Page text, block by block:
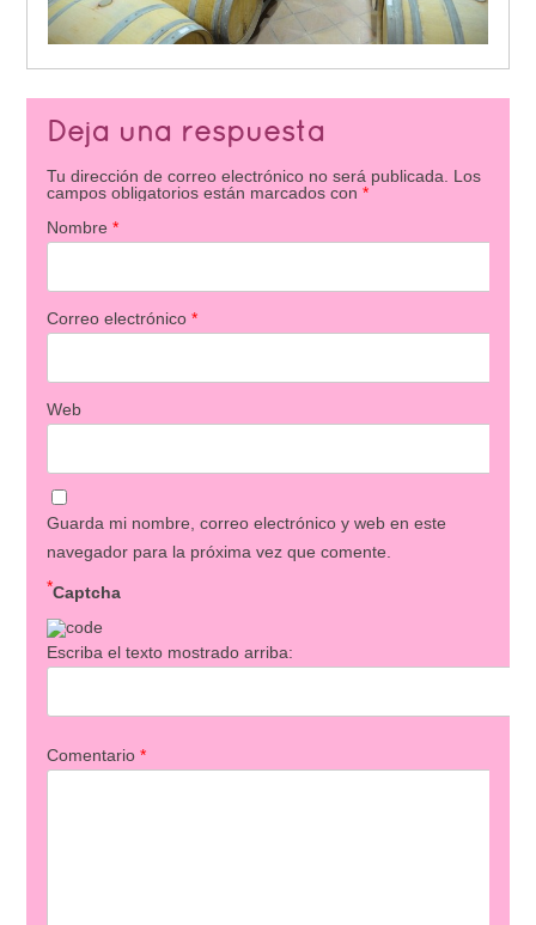
Deja una respuesta
Tu dirección de correo electrónico no será publicada. Los
campos obligatorios están marcados con *
Nombre *
Correo electrónico *
Web
Guarda mi nombre, correo electrónico y web en este
navegador para la próxima vez que comente.
Captcha
*
Escriba el texto mostrado arriba:
Comentario *